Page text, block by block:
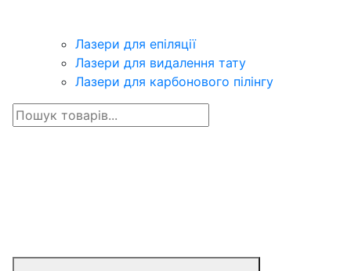
Лазери для епіляції
Лазери для видалення тату
Лазери для карбонового пілінгу